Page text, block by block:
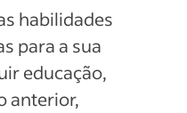
habilidades
para a sua
educação,
anterior,